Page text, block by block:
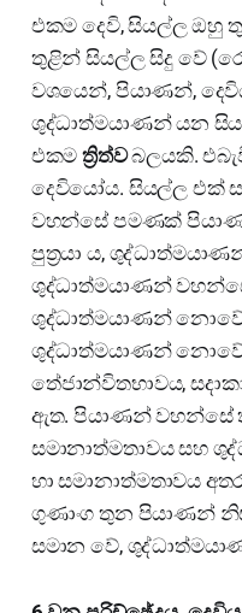
එකම දෙවි, සියල්ල ඔහු
තුළින් සියල්ල සිදු වේ
වශයෙන්, පියාණන්,
ශුද්ධාත්මයාණන් යන
එකමත්‍රිත්වබලයකි.
දෙවියෝය. සියල්ල එක්
වහන්සේ පමණක්
පුත්‍රයා ය,
ශුද්ධාත්මයාණන්
ශුද්ධාත්මයාණන්
ශුද්ධාත්මයාණන්
තේජාන්විතභාවය,
ඇත. පියාණන් වහන්සේ
සමානාත්මතාවය සහ
හා සමානාත්මතාවය
ගුණාංග තුන පියාණන්
සමාන වේ,